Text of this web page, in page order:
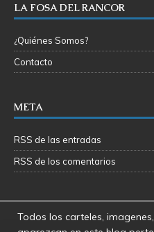
LA FOSA DEL RANCOR
¿Quiénes Somos?
Contacto
META
RSS de las entradas
RSS de los comentarios
Todos los carteles,